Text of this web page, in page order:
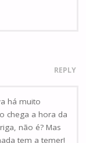
REPLY
há muito
chega a hora da
não é? Mas
tem a temer!